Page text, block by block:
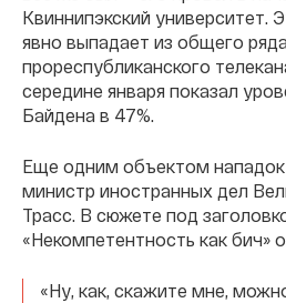
Квиннипэкский университет.
явно выпадает из общего
прореспубликанского
середине января показал
Байдена в 47%.
Еще одним объектом нападок
министр иностранных дел
Трасс. В сюжете под
«Некомпетентность как бич»
«Ну, как, скажите мне,